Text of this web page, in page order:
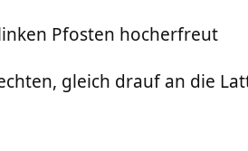
Pfosten hocherfreut
gleich drauf an die